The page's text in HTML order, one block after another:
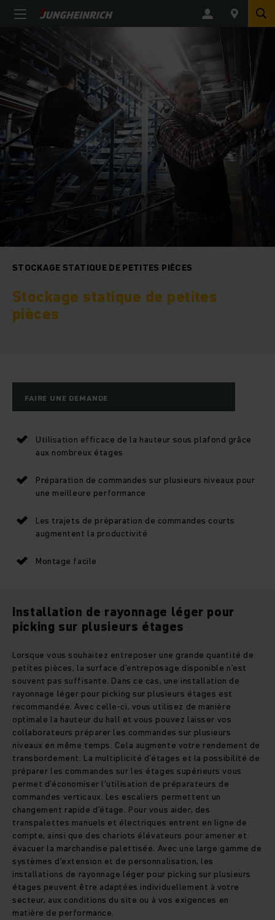
STOCKAGE STATIQUE DE PETITES PIÈCES
Stockage statique de petites
pièces
FAIRE UNE DEMANDE
Utilisation efficace de la hauteur sous plafond grâce
aux nombreux étages
Préparation de commandes sur plusieurs niveaux pour
une meilleure performance
Les trajets de préparation de commandes courts
augmentent la productivité
Montage facile
Installation de rayonnage léger pour
picking sur plusieurs étages
Lorsque vous souhaitez entreposer une grande quantité de
petites pièces, la surface d’entreposage disponible n’est
souvent pas suffisante. Dans ce cas, une installation de
rayonnage léger pour picking sur plusieurs étages est
recommandée. Avec celle-ci, vous utilisez de manière
optimale la hauteur du hall et vous pouvez laisser vos
collaborateurs préparer les commandes sur plusieurs
niveaux en même temps. Cela augmente votre rendement de
transbordement. La multiplicité d’étages et la possibilité de
préparer les commandes sur les étages supérieurs vous
permet d’économiser l’utilisation de préparateurs de
commandes verticaux. Les escaliers permettent un
changement rapide d’étage. Pour vous aider, des
transpalettes manuels et électriques entrent en ligne de
compte, ainsi que des chariots élévateurs pour amener et
évacuer la marchandise palettisée. Avec une large gamme de
systèmes d’extension et de personnalisation, les
installations de rayonnage léger pour picking sur plusieurs
étages peuvent être adaptées individuellement à votre
secteur, aux conditions du site ou à vos exigences en
matière de performance.